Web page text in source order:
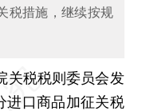
税措施，继续按规
关税税则委员会发
进口商品加征关税